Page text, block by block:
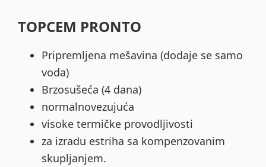
TOPCEM PRONTO
Pripremljena mešavina (dodaje se samo
voda)
Brzosušeća (4 dana)
normalnovezujuća
visoke termičke provodljivosti
za izradu estriha sa kompenzovanim
skupljanjem.